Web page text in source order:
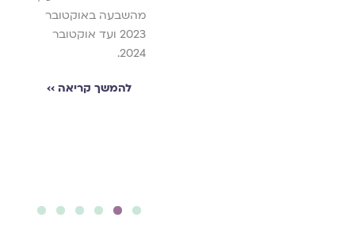
מהשבעה באוקטובר
2023 ועד אוקטובר
2024.
להמשך קריאה ››